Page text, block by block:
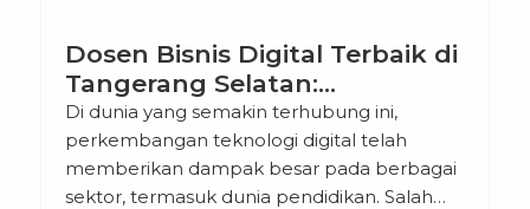
Dosen Bisnis Digital Terbaik di
Tangerang Selatan:
Meningkatkan Kualitas
Pendidikan Digital di Era
Modern
Di dunia yang semakin terhubung ini,
perkembangan teknologi digital telah
memberikan dampak besar pada berbagai
sektor, termasuk dunia pendidikan. Salah